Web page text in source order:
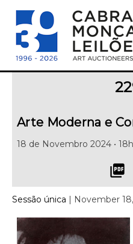
Arte Moderna e
18 de Novembro 2024 •
picture_as_pdf
Sessão única | November